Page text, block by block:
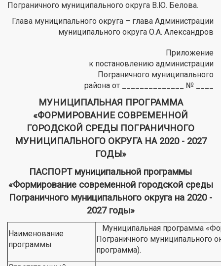
Пограничного муниципального округа В.Ю. Белова.
Глава муниципального округа – глава Администрации
муниципального округа О.А. Александров
Приложение
к постановлению администрации
Пограничного муниципального
района от ______________ № ____
МУНИЦИПАЛЬНАЯ ПРОГРАММА
«ФОРМИРОВАНИЕ СОВРЕМЕННОЙ
ГОРОДСКОЙ СРЕДЫ ПОГРАНИЧНОГО
МУНИЦИПАЛЬНОГО ОКРУГА НА 2020 - 2027
ГОДЫ»
ПАСПОРТ муниципальной программы
«Формирование современной городской среды
Пограничного муниципального округа на 2020 -
2027 годы»
Наименование
программы
Муниципальная программа
Пограничного муниципального
программа).